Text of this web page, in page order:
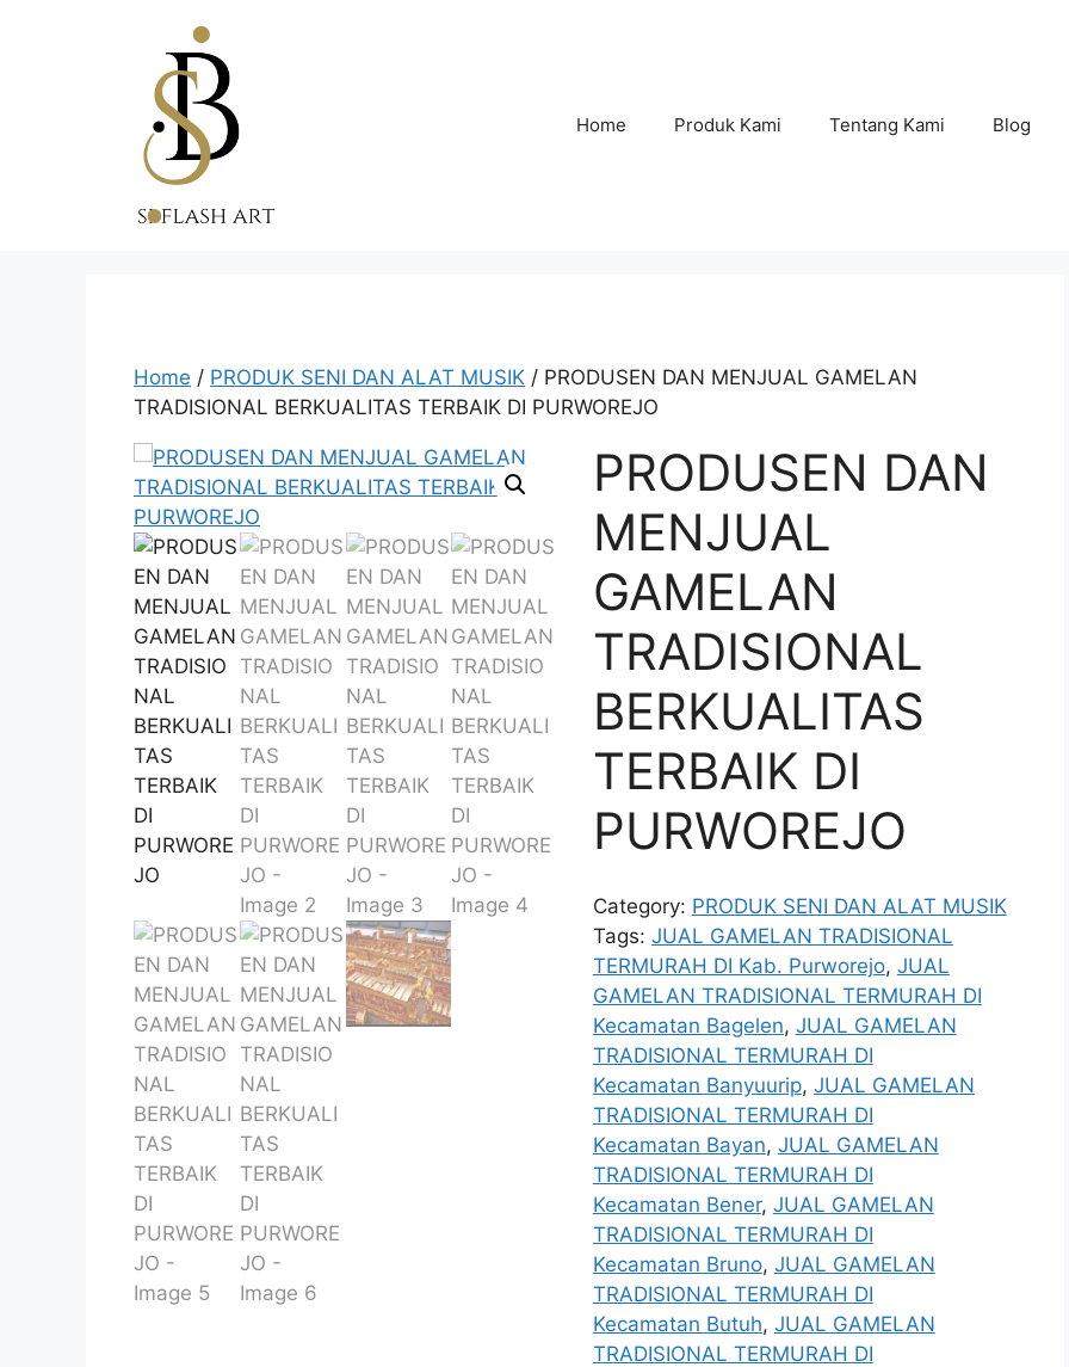
Home Produk Kami Tentang Kami Blog
Home / PRODUK SENI DAN ALAT MUSIK / PRODUSEN DAN MENJUAL GAMELAN
TRADISIONAL BERKUALITAS TERBAIK DI PURWOREJO
PRODUSEN DAN
MENJUAL
GAMELAN
TRADISIONAL
BERKUALITAS
TERBAIK DI
PURWOREJO
Category: PRODUK SENI DAN ALAT MUSIK
Tags: JUAL GAMELAN TRADISIONAL
TERMURAH DI Kab. Purworejo, JUAL
GAMELAN TRADISIONAL TERMURAH DI
Kecamatan Bagelen, JUAL GAMELAN
TRADISIONAL TERMURAH DI
Kecamatan Banyuurip, JUAL GAMELAN
TRADISIONAL TERMURAH DI
Kecamatan Bayan, JUAL GAMELAN
TRADISIONAL TERMURAH DI
Kecamatan Bener, JUAL GAMELAN
TRADISIONAL TERMURAH DI
Kecamatan Bruno, JUAL GAMELAN
TRADISIONAL TERMURAH DI
Kecamatan Butuh, JUAL GAMELAN
TRADISIONAL TERMURAH DI